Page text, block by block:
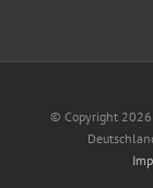
© Copyright 2026